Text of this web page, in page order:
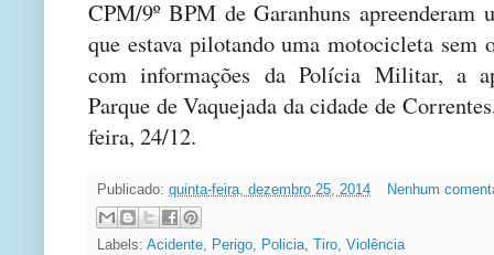
CPM/9º BPM de Garanhuns apreenderam
que estava pilotando uma motocicleta sem
com informações da Polícia Militar, a
Parque de Vaquejada da cidade de
feira, 24/12.
Publicado: quinta-feira, dezembro 25, 2014 Nenhum
Labels: Acidente, Perigo, Policia, Tiro, Violência